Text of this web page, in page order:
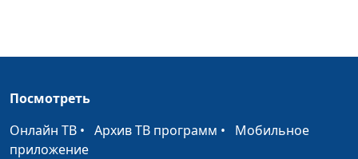
священнослужитель
Голос из ада
Явление Царя
Посмотреть
Онлайн ТВ • Архив ТВ программ • Мобильное
приложение